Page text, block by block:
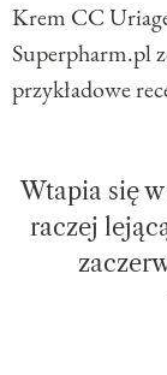
Krem CC
Superpharm.pl
przykładowe
Wtapia się
raczej